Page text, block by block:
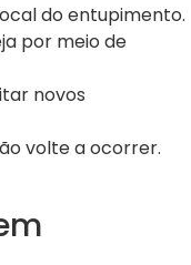
do entupimento.
por meio de
novos
volte a ocorrer.